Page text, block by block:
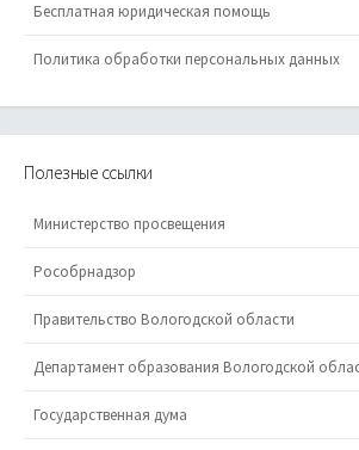
Бесплатная юридическая помощь
Политика обработки персональных данных
Полезные ссылки
Министерство просвещения
Рособрнадзор
Правительство Вологодской области
Департамент образования Вологодской
Государственная дума